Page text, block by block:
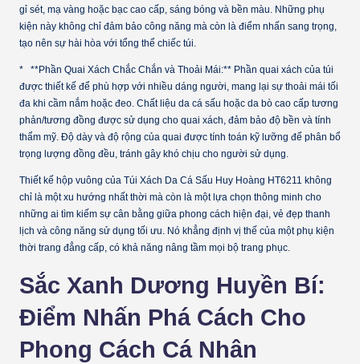
gỉ sét, mạ vàng hoặc bạc cao cấp, sáng bóng và bền màu. Những phụ
kiện này không chỉ đảm bảo công năng mà còn là điểm nhấn sang trọng,
tạo nên sự hài hòa với tổng thể chiếc túi.
* **Phần Quai Xách Chắc Chắn và Thoải Mái:** Phần quai xách của túi
được thiết kế để phù hợp với nhiều dáng người, mang lại sự thoải mái tối
đa khi cầm nắm hoặc đeo. Chất liệu da cá sấu hoặc da bò cao cấp tương
phản/tương đồng được sử dụng cho quai xách, đảm bảo độ bền và tính
thẩm mỹ. Độ dày và độ rộng của quai được tính toán kỹ lưỡng để phân bổ
trọng lượng đồng đều, tránh gây khó chịu cho người sử dụng.
Thiết kế hộp vuông của Túi Xách Da Cá Sấu Huy Hoàng HT6211 không
chỉ là một xu hướng nhất thời mà còn là một lựa chọn thông minh cho
những ai tìm kiếm sự cân bằng giữa phong cách hiện đại, vẻ đẹp thanh
lịch và công năng sử dụng tối ưu. Nó khẳng định vị thế của một phụ kiện
thời trang đẳng cấp, có khả năng nâng tầm mọi bộ trang phục.
Sắc Xanh Dương Huyền Bí:
Điểm Nhấn Phá Cách Cho
Phong Cách Cá Nhân